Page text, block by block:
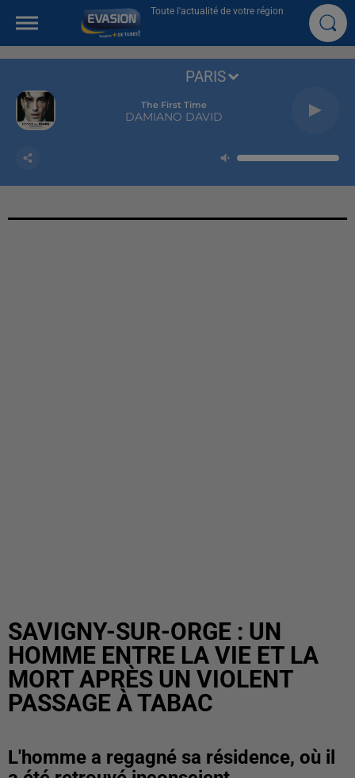
Toute l'actualité de votre région
The First Time
DAMIANO DAVID
PARIS
SAVIGNY-SUR-ORGE : UN
HOMME ENTRE LA VIE ET LA
MORT APRÈS UN VIOLENT
PASSAGE À TABAC
L'homme a regagné sa résidence, où il